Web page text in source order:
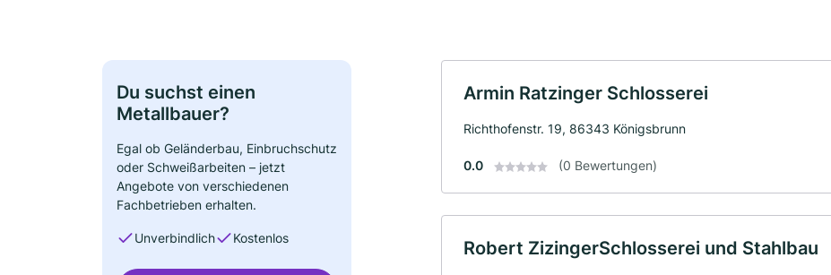
Du suchst einen
Metallbauer?
Egal ob Geländerbau, Einbruchschutz
oder Schweißarbeiten – jetzt
Angebote von verschiedenen
Fachbetrieben erhalten.
Unverbindlich Kostenlos
Armin Ratzinger Schlosserei
Richthofenstr. 19, 86343 Königsbrunn
0.0 (0 Bewertungen)
Robert ZizingerSchlosserei und Stahlbau